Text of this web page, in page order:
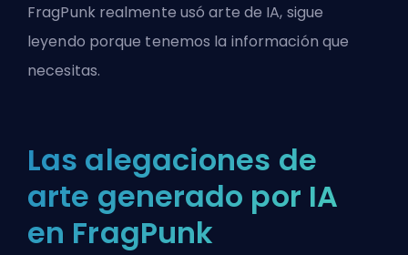
FragPunk realmente usó arte de IA, sigue
leyendo porque tenemos la información que
necesitas.
Las alegaciones de
arte generado por IA
en FragPunk